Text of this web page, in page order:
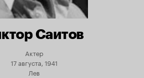
Саитов
Актер
17 августа, 1941
Лев